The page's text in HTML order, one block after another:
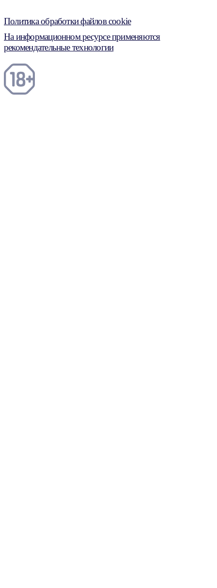
Политика обработки файлов cookie
На информационном ресурсе применяются
рекомендательные технологии